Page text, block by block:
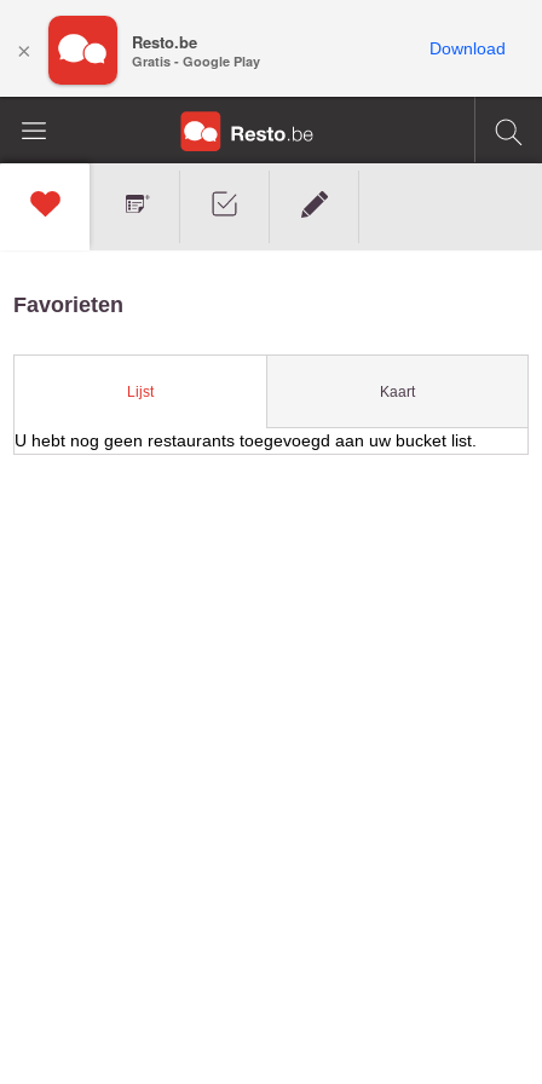
Favorieten
Lijst Kaart
U hebt nog geen restaurants toegevoegd aan uw bucket list.
× Resto.be
Gratis - Google Play
Download